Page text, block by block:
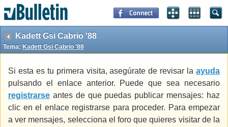
Kadett Gsi Cabrio '88
Tema: Kadett Gsi Cabrio '88
Si esta es tu primera visita, asegúrate de revisar la ayuda
pulsando el enlace anterior. Puede que sea necesario
registrarse antes de que puedas publicar mensajes: haz
clic en el enlace registrarse para proceder. Para empezar
a ver mensajes, selecciona el foro que quieres visitar de la